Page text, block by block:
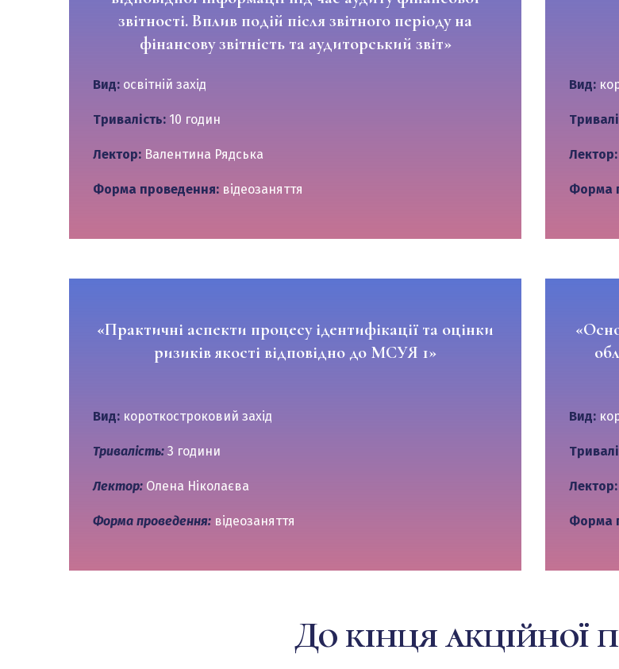
звітності. Вплив подій після звітного періоду на
фінансову звітність та аудиторський звіт»
Вид: освітній захід
Тривалість: 10 годин
Лектор: Валентина Рядська
Форма проведення: відеозаняття
Вид:
Лектор:
Форма
«Практичні аспекти процесу ідентифікації та оцінки
ризиків якості відповідно до МСУЯ 1»
Вид: короткостроковий захід
Тривалість: 3 години
Лектор: Олена Ніколаєва
Форма проведення: відеозаняття
Вид:
Лектор:
Форма
До кінця акційної